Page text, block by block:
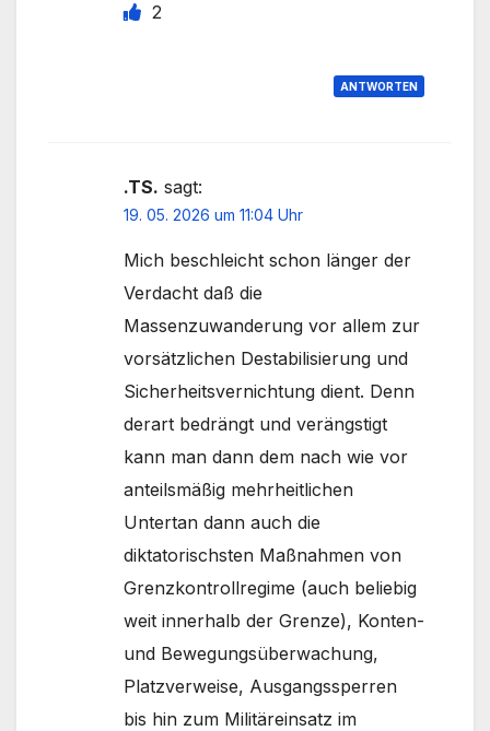
2
ANTWORTEN
.TS. sagt:
19. 05. 2026 um 11:04 Uhr
Mich beschleicht schon länger der
Verdacht daß die
Massenzuwanderung vor allem zur
vorsätzlichen Destabilisierung und
Sicherheitsvernichtung dient. Denn
derart bedrängt und verängstigt
kann man dann dem nach wie vor
anteilsmäßig mehrheitlichen
Untertan dann auch die
diktatorischsten Maßnahmen von
Grenzkontrollregime (auch beliebig
weit innerhalb der Grenze), Konten-
und Bewegungsüberwachung,
Platzverweise, Ausgangssperren
bis hin zum Militäreinsatz im